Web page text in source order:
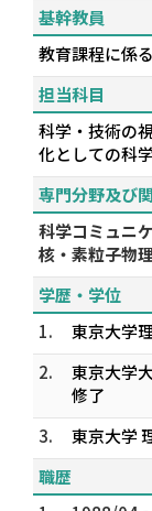
基幹教員
教育課程に係
担当科目
科学・技術の
化としての科
専門分野及び
科学コミュニ
核・素粒子物
学歴・学位
1.
東京大学
2.
東京大学
修了
3.
東京大学
職歴